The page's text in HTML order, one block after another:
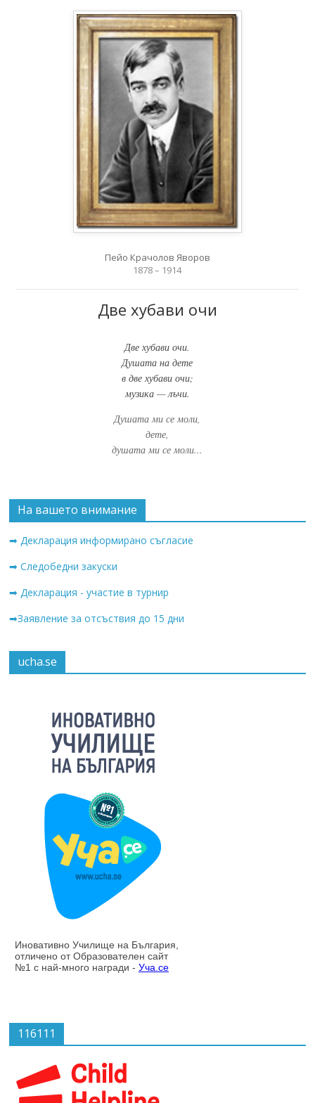
Пейо Крачолов Яворов
1878 – 1914
Две хубави очи
Две хубави очи.
Душата на дете
в две хубави очи;
музика — лъчи.
Душата ми се моли,
дете,
душата ми се моли...
На вашето внимание
➡ Декларация информирано съгласие
➡ Следобедни закуски
➡ Декларация - участие в турнир
➡Заявление за отсъствия до 15 дни
ucha.se
116111